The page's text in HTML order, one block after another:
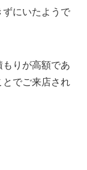
にいたようで
りが高額であ
とでご来店され